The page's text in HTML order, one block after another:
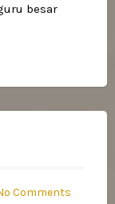
besar
Comments